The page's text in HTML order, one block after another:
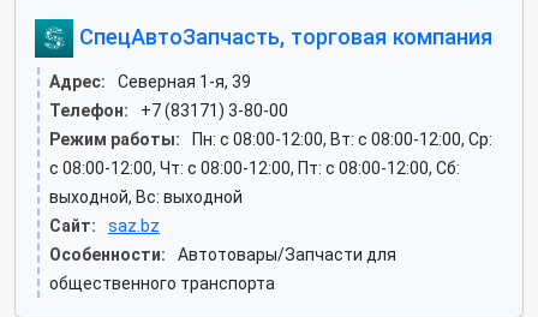
СпецАвтоЗапчасть, торговая компания
Адрес:
Северная 1-я, 39
Телефон:
+7 (83171) 3-80-00
Режим работы:
Пн: c 08:00-12:00, Вт: c 08:00-12:00, Ср:
c 08:00-12:00, Чт: c 08:00-12:00, Пт: c 08:00-12:00, Сб:
выходной, Вс: выходной
Сайт:
saz.bz
Особенности:
Автотовары/Запчасти для
общественного транспорта